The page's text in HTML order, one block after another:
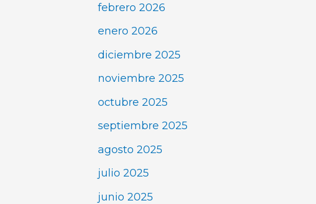
febrero 2026
enero 2026
diciembre 2025
noviembre 2025
octubre 2025
septiembre 2025
agosto 2025
julio 2025
junio 2025